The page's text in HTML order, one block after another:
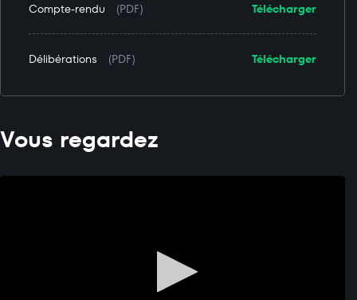
Télécharger
Compte-rendu (PDF)
Télécharger
Délibérations (PDF)
Vous regardez